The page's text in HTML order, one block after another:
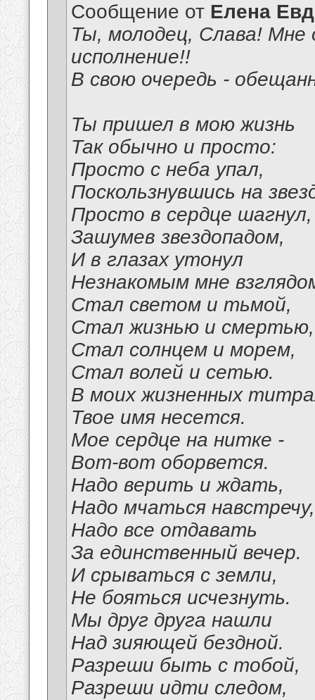
Сообщение от Елена
Ты, молодец, Слава! Мне
исполнение!!
В свою очередь -
Ты пришел в мою жизнь
Так обычно и просто:
Просто с неба упал,
Поскользнувшись на
Просто в сердце шагнул,
Зашумев звездопадом,
И в глазах утонул
Незнакомым мне
Стал светом и тьмой,
Стал жизнью и смертью,
Стал солнцем и морем,
Стал волей и сетью.
В моих жизненных
Твое имя несется.
Мое сердце на нитке -
Вот-вот оборвется.
Надо верить и ждать,
Надо мчаться навстречу,
Надо все отдавать
За единственный вечер.
И срываться с земли,
Не бояться исчезнуть.
Мы друг друга нашли
Над зияющей бездной.
Разреши быть с тобой,
Разреши идти следом,